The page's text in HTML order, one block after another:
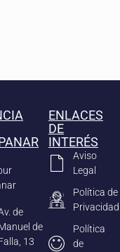
de
de
13
ENLACES
DE
INTERÉS
Aviso
Legal
Política de
Privacidad
Política
de